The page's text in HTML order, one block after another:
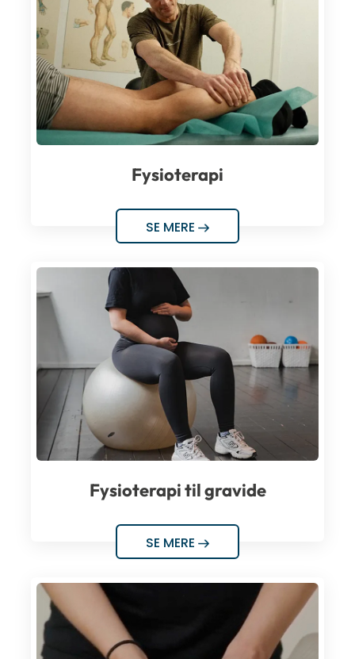
Fysioterapi
SE MERE
Fysioterapi til gravide
SE MERE